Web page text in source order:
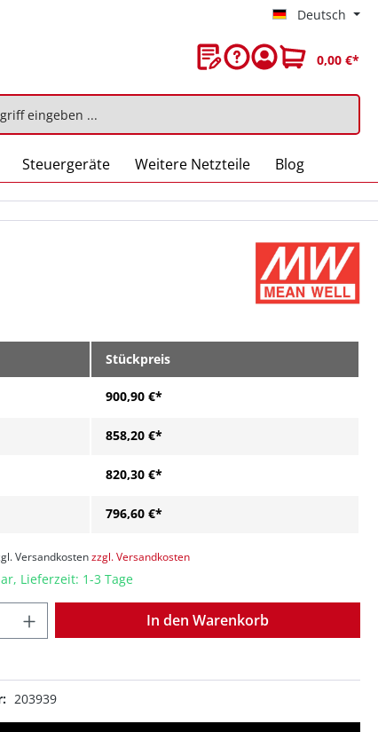
Deutsch
0,00 €*
Steuergeräte Weitere Netzteile Blog
Stückpreis
900,90 €*
858,20 €*
820,30 €*
796,60 €*
Versandkostenzzgl. Versandkosten
Lieferzeit: 1-3 Tage
In den Warenkorb
203939